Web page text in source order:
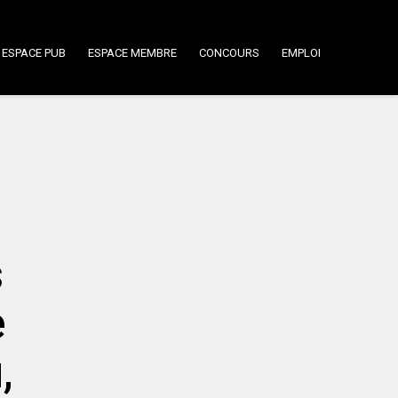
ESPACE PUB ESPACE MEMBRE CONCOURS EMPLOI